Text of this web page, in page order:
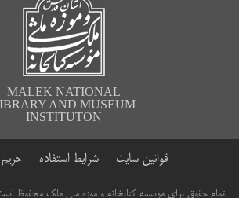
MALEK NATIONAL
AND MUSEUM
INSTITUTON
قوانین سایت شرایط استفاده
تمام حقوق برای موسسه کتابخانه و موزه ملی ملک محفوظ